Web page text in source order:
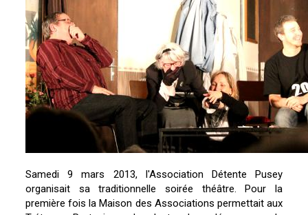
Samedi 9 mars 2013, l'Association Détente Pusey
organisait sa traditionnelle soirée théâtre. Pour la
première fois la Maison des Associations permettait aux